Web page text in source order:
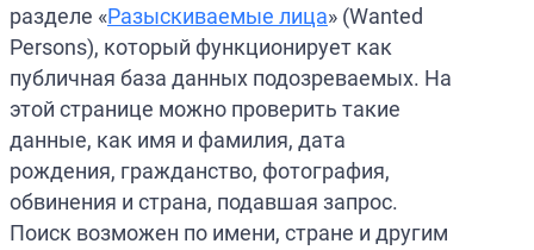
разделе «Разыскиваемые лица» (Wanted
Persons), который функционирует как
публичная база данных подозреваемых. На
этой странице можно проверить такие
данные, как имя и фамилия, дата
рождения, гражданство, фотография,
обвинения и страна, подавшая запрос.
Поиск возможен по имени, стране и другим